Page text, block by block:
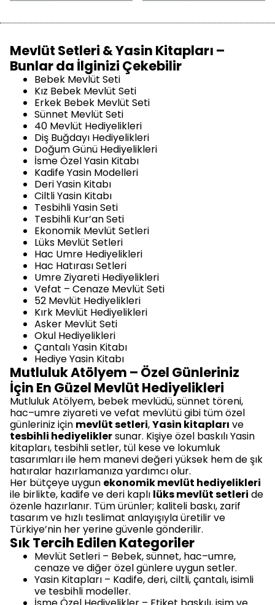
Mevlüt Setleri & Yasin Kitapları –
Bunlar da İlginizi Çekebilir
Bebek Mevlüt Seti
Kız Bebek Mevlüt Seti
Erkek Bebek Mevlüt Seti
Sünnet Mevlüt Seti
40 Mevlüt Hediyelikleri
Diş Buğdayı Hediyelikleri
Doğum Günü Hediyelikleri
İsme Özel Yasin Kitabı
Kadife Yasin Modelleri
Deri Yasin Kitabı
Ciltli Yasin Kitabı
Tesbihli Yasin Seti
Tesbihli Kur’an Seti
Ekonomik Mevlüt Setleri
Lüks Mevlüt Setleri
Hac Umre Hediyelikleri
Hac Hatırası Setleri
Umre Ziyareti Hediyelikleri
Vefat – Cenaze Mevlüt Seti
52 Mevlüt Hediyelikleri
Kırk Mevlüt Hediyelikleri
Asker Mevlüt Seti
Okul Hediyelikleri
Çantalı Yasin Kitabı
Hediye Yasin Kitabı
Mutluluk Atölyem – Özel Günleriniz
İçin En Güzel Mevlüt Hediyelikleri
Mutluluk Atölyem, bebek mevlüdü, sünnet töreni,
hac–umre ziyareti ve vefat mevlütü gibi tüm özel
günleriniz için mevlüt setleri,Yasin kitapları ve
tesbihli hediyeliklersunar. Kişiye özel baskılı Yasin
kitapları, tesbihli setler, tül kese ve lokumluk
tasarımları ile hem manevi değeri yüksek hem de şık
hatıralar hazırlamanıza yardımcı olur.
Her bütçeye uygun ekonomik mevlüt hediyelikleri
ile birlikte, kadife ve deri kaplı lüks mevlüt setleri de
özenle hazırlanır. Tüm ürünler; kaliteli baskı, zarif
tasarım ve hızlı teslimat anlayışıyla üretilir ve
Türkiye’nin her yerine güvenle gönderilir.
Sık Tercih Edilen Kategoriler
Mevlüt Setleri – Bebek, sünnet, hac–umre,
cenaze ve diğer özel günlere uygun setler.
Yasin Kitapları – Kadife, deri, ciltli, çantalı, isimli
ve tesbihli modeller.